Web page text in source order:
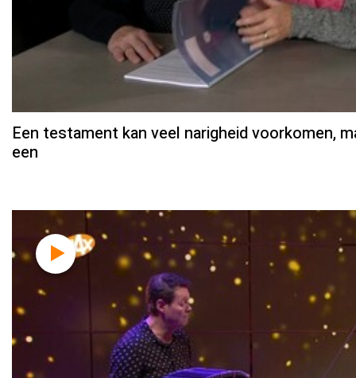
Een testament kan veel narigheid voorkomen,
een